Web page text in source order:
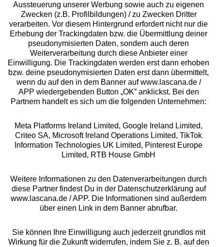
Services
Beratung
Über uns
Rechtliches
Alle Preise inkl. MwSt., zzgl.
Versandkosten
** Bonität vorausgesetzt, berechtigt zur Bonitätsprüfung
Aussteuerung unserer Werbung sowie auch zu eigenen
Zwecken (z.B. Profilbildungen) / zu Zwecken Dritter
verarbeiten. Vor diesem Hintergrund erfordert nicht nur die
Erhebung der Trackingdaten bzw. die Übermittlung deiner
pseudonymisierten Daten, sondern auch deren
Weiterverarbeitung durch diese Anbieter einer
Einwilligung. Die Trackingdaten werden erst dann erhoben
bzw. deine pseudonymisierten Daten erst dann übermittelt,
wenn du auf den in dem Banner auf www.lascana.de /
APP wiedergebenden Button „OK” anklickst. Bei den
Partnern handelt es sich um die folgenden Unternehmen:
Meta Platforms Ireland Limited, Google Ireland Limited,
Criteo SA, Microsoft Ireland Operations Limited, TikTok
Information Technologies UK Limited, Pinterest Europe
Limited, RTB House GmbH
Weitere Informationen zu den Datenverarbeitungen durch
diese Partner findest Du in der Datenschutzerklärung auf
www.lascana.de / APP. Die Informationen sind außerdem
über einen Link in dem Banner abrufbar.
Sie können Ihre Einwilligung auch jederzeit grundlos mit
Wirkung für die Zukunft widerrufen, indem Sie z. B. auf den